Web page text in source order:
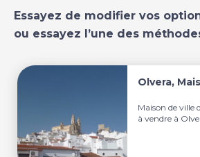
Essayez de modifier vos
ou essayez l’une des
Olvera,
Maison de ville
à vendre à